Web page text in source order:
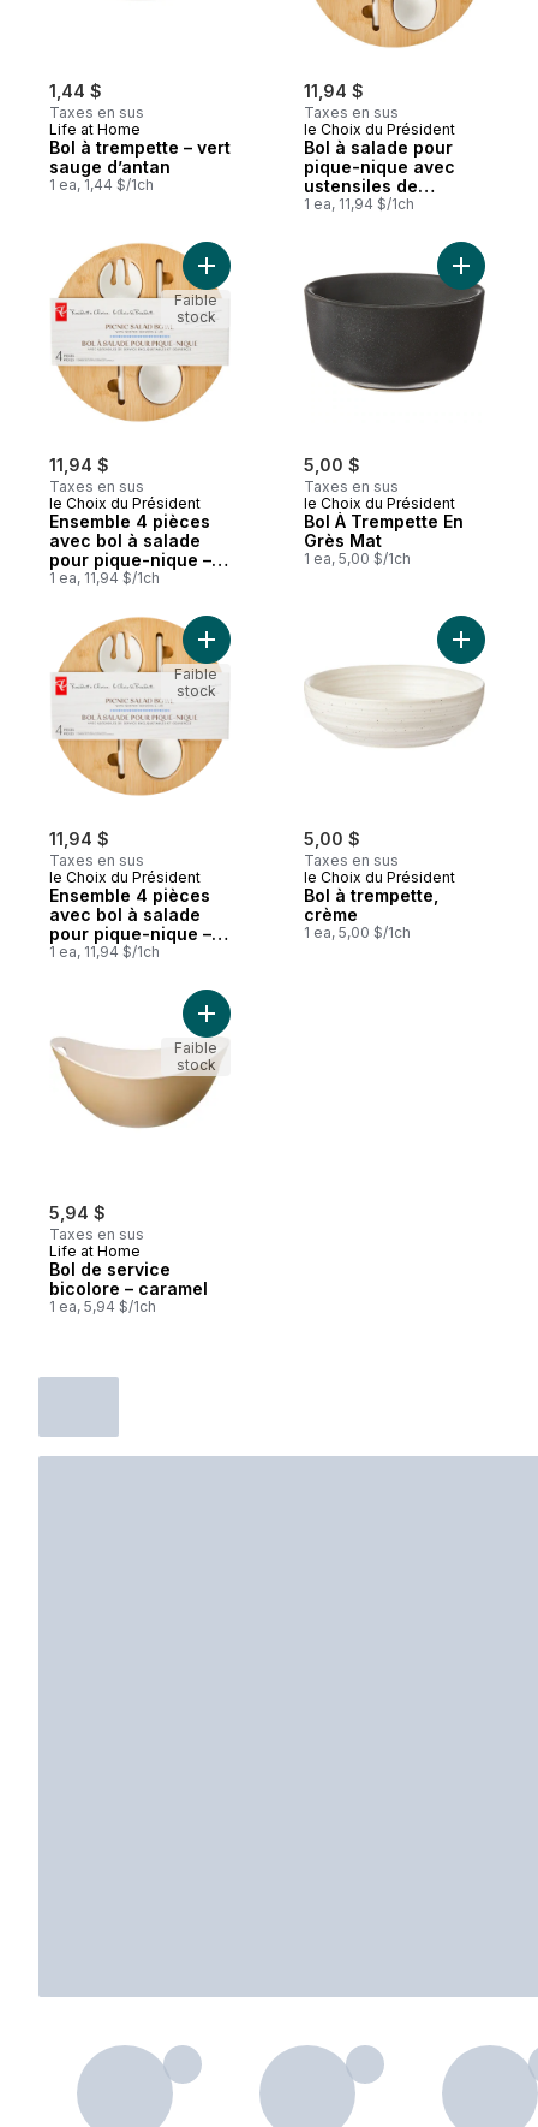
1,44 $
Taxes en sus
Life at Home
Bol à trempette – vert
sauge d’antan
1 ea, 1,44 $/1ch
11,94 $
Taxes en sus
le Choix du Président
Bol à salade pour
pique-nique avec
ustensiles de
service
couvercle, motif à
carreaux corail,
ensemble de 4
pièces
1 ea, 11,94 $/1ch
11,94 $
Taxes en sus
le Choix du Président
Ensemble 4 pièces
avec bol à salade
pour pique-nique –
carreaux bleus
1 ea, 11,94 $/1ch
Ajouter Ensemble 4 pièces avec bol à
Faible
stock
5,00 $
Taxes en sus
le Choix du Président
Bol À Trempette En
Grès Mat
1 ea, 5,00 $/1ch
Ajouter
11,94 $
Taxes en sus
le Choix du Président
Ensemble 4 pièces
avec bol à salade
pour pique-nique –
carreaux bleu
1 ea, 11,94 $/1ch
Ajouter Ensemble 4 pièces avec bol à
Faible
stock
5,00 $
Taxes en sus
le Choix du Président
Bol à trempette,
crème
1 ea, 5,00 $/1ch
Ajouter
5,94 $
Taxes en sus
Life at Home
Bol de service
bicolore – caramel
1 ea, 5,94 $/1ch
Ajouter Bol de service bicolore – caramel
Faible
stock